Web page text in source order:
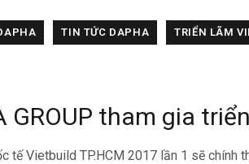
TIN TỨC DAPHA TRIỂN LÃM
GROUP tham gia
tế Vietbuild TP.HCM 2017 lần 1 sẽ chính